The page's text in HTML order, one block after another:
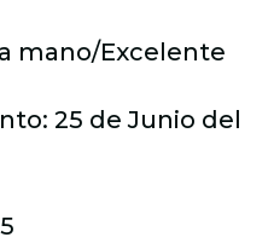
mano/Excelente
25 de Junio del